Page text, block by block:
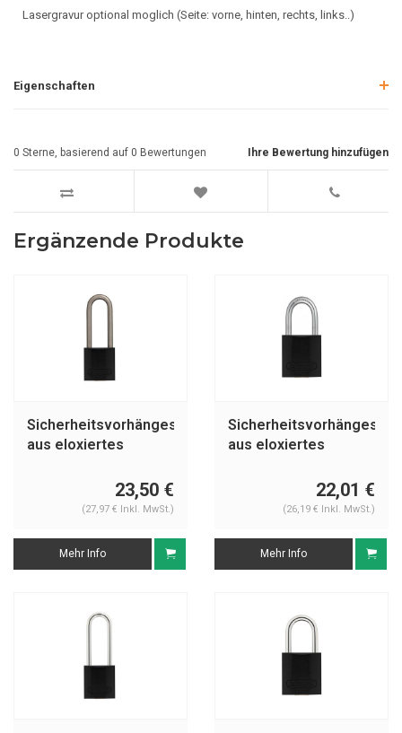
Lasergravur optional moglich (Seite: vorne, hinten, rechts, links..)
Eigenschaften
Ihre Bewertung hinzufügen
0 Sterne, basierend auf 0 Bewertungen
Ergänzende Produkte
Sicherheitsvorhängeschloss
aus eloxiertes
SCHWARZ
23,50 €
(27,97 € Inkl. MwSt.)
Mehr Info
aus eloxiertes
72IB/30 SCHWARZ
22,01 €
(26,19 € Inkl. MwSt.)
Mehr Info